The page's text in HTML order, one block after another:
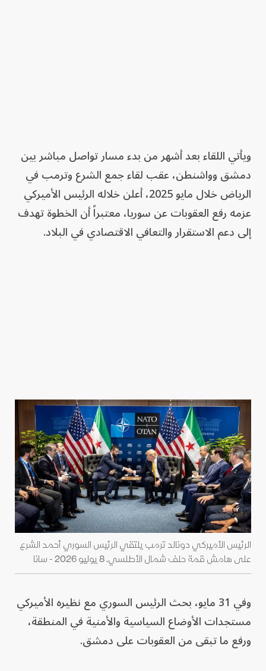
ويأتي اللقاء بعد أشهر من بدء مسار تواصل مباشر بين
دمشق وواشنطن، عقب لقاء جمع الشرع وترمب في
الرياض خلال مايو 2025، أعلن خلاله الرئيس الأميركي
عزمه رفع العقوبات عن سوريا، معتبراً أن الخطوة تهدف
إلى دعم الاستقرار والتعافي الاقتصادي في البلاد.
الرئيس الأميركي دونالد ترمب يلتقي الرئيس السوري أحمد الشرع
على هامش قمة حلف شمال الأطلسي. 8 يوليو 2026 - سانا
وفي 31 مايو، بحث الرئيس السوري مع نظيره الأميركي
مستجدات الأوضاع السياسية والأمنية في المنطقة،
ورفع ما تبقى من العقوبات على دمشق.